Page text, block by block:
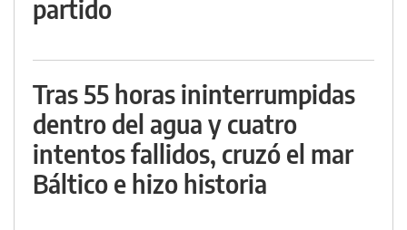
partido
Tras 55 horas ininterrumpidas
dentro del agua y cuatro
intentos fallidos, cruzó el mar
Báltico e hizo historia